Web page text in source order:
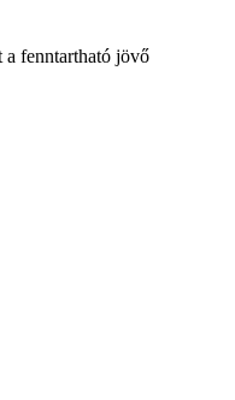
a fenntartható jövő